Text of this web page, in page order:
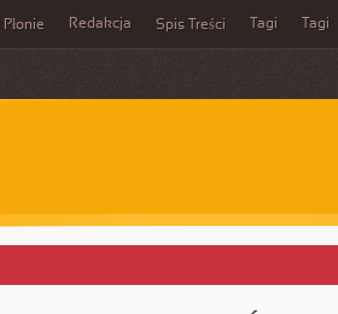
Płonie Redakcja Spis Treści Tagi Tagi